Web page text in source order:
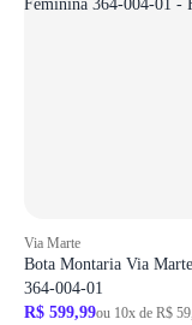
Via Marte
Bota Montaria Via
364-004-01
R$ 599,99ou 10x de R$